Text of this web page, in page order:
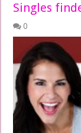
Singles
0